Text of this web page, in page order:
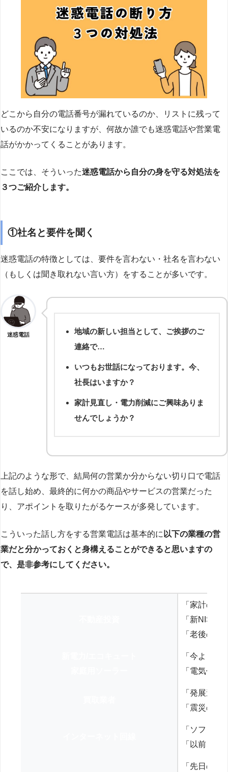
どこから自分の電話番号が漏れているのか、リストに残って
いるのか不安になりますが、何故か誰でも迷惑電話や営業電
話がかかってくることがあります。
ここでは、そういった迷惑電話から自分の身を守る対処法を
３つご紹介します。
①社名と要件を聞く
迷惑電話の特徴としては、要件を言わない・社名を言わない
（もしくは聞き取れない言い方）をすることが多いです。
迷惑電話
地域の新しい担当として、ご挨拶のご
連絡で…
いつもお世話になっております。今、
社長はいますか？
家計見直し・電力削減にご興味ありま
せんでしょうか？
上記のような形で、結局何の営業か分からない切り口で電話
を話し始め、最終的に何かの商品やサービスの営業だった
り、アポイントを取りたがるケースが多発しています。
こういった話し方をする営業電話は基本的に 以下の業種の営
業だと分かっておくと身構えることができると思いますの
で、是非参考にしてください。
「家計の見
「新NISA
「老後の
「今より
「電気代を
「発展途
「震災の
「ソフト
「以前、
「先日の